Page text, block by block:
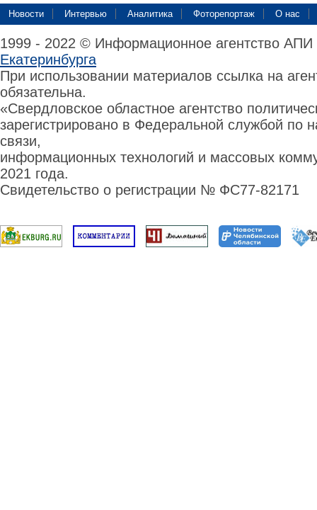
Новости Интервью Аналитика Фоторепортаж О нас
1999 - 2022 © Информационное агентство
Екатеринбурга
При использовании материалов ссылка на
обязательна.
«Свердловское областное агентство
зарегистрировано в Федеральной службой по
связи,
информационных технологий и массовых
2021 года.
Свидетельство о регистрации № ФС77-82171